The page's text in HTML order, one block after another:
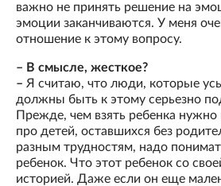
важно не принять решение на
эмоции заканчиваются. У меня
отношение к этому вопросу.
– В смысле, жесткое?
– Я считаю, что люди, которые
должны быть к этому серьезно
Прежде, чем взять ребенка
про детей, оставшихся без
разным трудностям, надо
ребенок. Что этот ребенок со
историей. Даже если он еще